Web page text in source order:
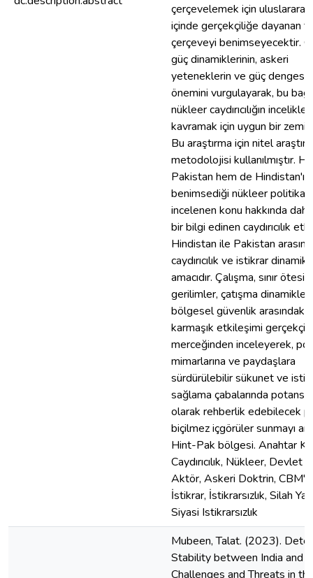
çerçevelemek için
içinde gerçekçiliğe dayanan
çerçeveyi benimseyecektir.
güç dinamiklerinin, askeri
yeteneklerin ve güç
önemini vurgulayarak, bu
nükleer caydırıcılığın
kavramak için uygun bir
Bu araştırma için nitel
metodolojisi kullanılmıştır.
Pakistan hem de Hindistan'ın
benimsediği nükleer
incelenen konu hakkında
bir bilgi edinen caydırıcılık
Hindistan ile Pakistan
caydırıcılık ve istikrar
amacıdır. Çalışma, sınır ötesi
gerilimler, çatışma
bölgesel güvenlik arasındaki
karmaşık etkileşimi
merceğinden inceleyerek,
mimarlarına ve paydaşlara
sürdürülebilir sükunet ve
sağlama çabalarında
olarak rehberlik edebilecek
biçilmez içgörüler sunmayı
Hint-Pak bölgesi. Anahtar
Caydırıcılık, Nükleer, Devlet
Aktör, Askeri Doktrin,
İstikrar, İstikrarsızlık, Silah
Siyasi Istikrarsızlık
Mubeen, Talat. (2023).
Stability between India and
Challenges and Threats in